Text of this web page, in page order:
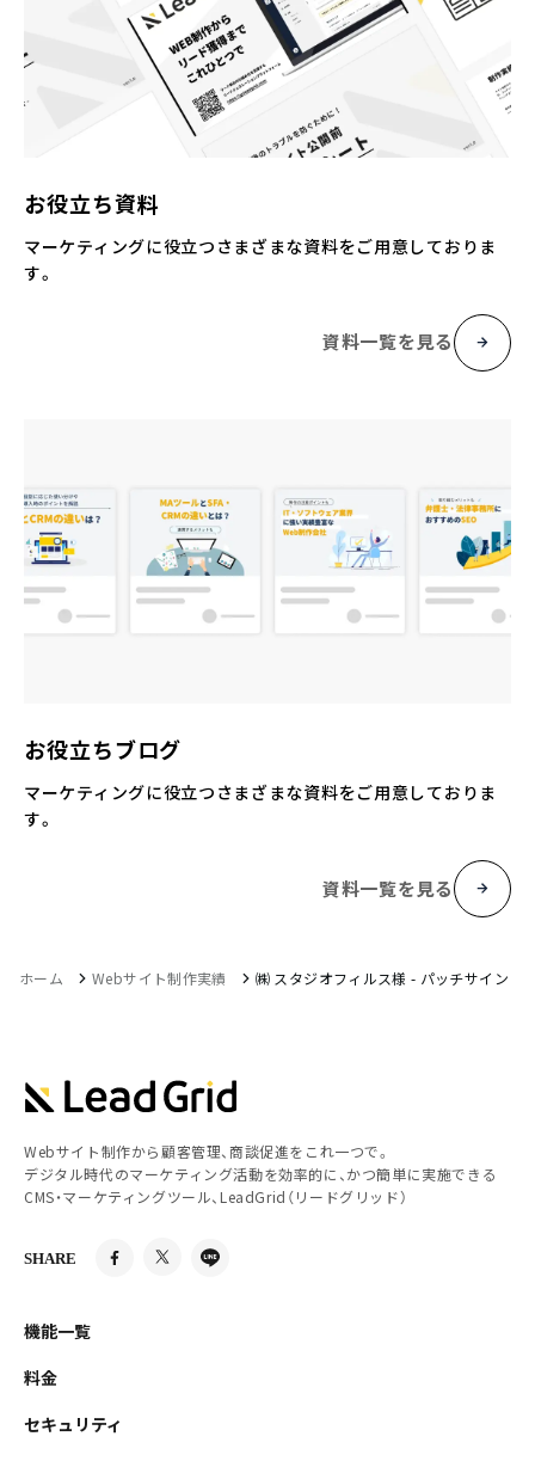
お役立ち資料
マーケティングに役立つさまざまな資料をご用意しておりま
す。
資料一覧を見る
お役立ちブログ
マーケティングに役立つさまざまな資料をご用意しておりま
す。
資料一覧を見る
ホーム Webサイト制作実績 ㈱ スタジオフィルス様 - パッチサイン
Webサイト制作から顧客管理、商談促進をこれ一つで。
デジタル時代のマーケティング活動を効率的に、かつ簡単に実施できる
CMS・マーケティングツール、LeadGrid（リードグリッド）
SHARE
機能一覧
料金
セキュリティ